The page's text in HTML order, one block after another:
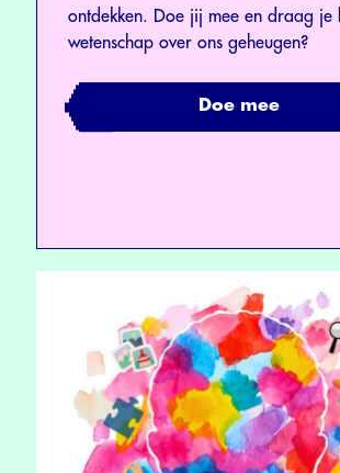
ontdekken. Doe jij mee en draag je
wetenschap over ons geheugen?
Doe mee